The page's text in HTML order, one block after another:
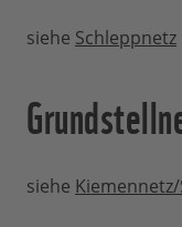
siehe Schleppnetz
siehe